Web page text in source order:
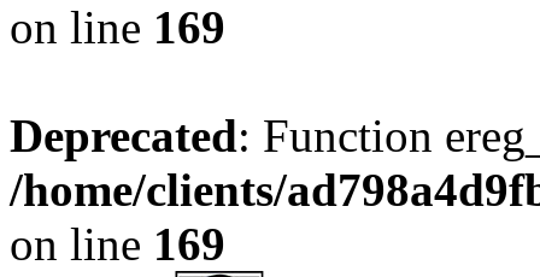
on line 169
Deprecated: Function
/home/clients/
on line 169